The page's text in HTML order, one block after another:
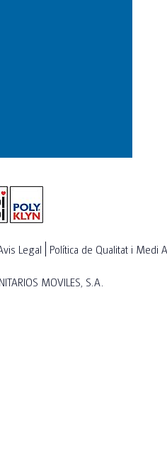
MOVILES, S.A.
Legal Política de Qualitat i Medi